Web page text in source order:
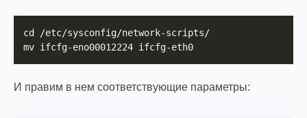
cd /etc/sysconfig/network-scripts/
mv ifcfg-eno00012224 ifcfg-eth0
И правим в нем соответствующие параметры: